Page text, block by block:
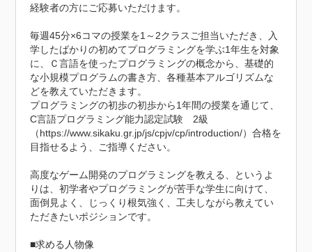
経験者の方にご応募いただけます。
毎週45分×6コマの授業を1～2クラスご担当いただき、入
学したばかりの初めてプログラミングを学ぶ1年生を対象
に、Ｃ言語を使ったプログラミングの概念から、基礎的
な小規模プログラムの書き方、各種基本アルゴリズムな
どを教えていただきます。
プログラミングの初歩の初歩から1年間の授業を通じて、
C言語プログラミング能力認定試験　2級
（https://www.sikaku.gr.jp/js/cpjv/cp/introduction/）合格を
目指せるよう、ご指導ください。
高度なゲーム開発のプログラミングを教える、というよ
りは、初学者やプログラミングが苦手な学生に向けて、
面倒見よく、じっくり根気強く、工夫しながら教えてい
ただきたいポジションです。
■求める人物像